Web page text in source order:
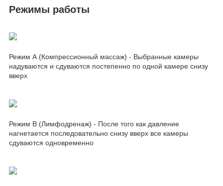
Режимы работы
Режим А (Компрессионный массаж) - Выбранные камеры
надуваются и сдуваются постепенно по одной камере снизу
вверх
Режим В (Лимфодренаж) - После того как давление
нагнетается последовательно снизу вверх все камеры
сдуваются одновременно